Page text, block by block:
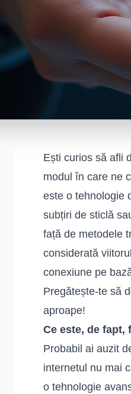
Ești curios să afli
modul în care ne
este o tehnologie
subțiri de sticlă
față de metodele
considerată
conexiune pe
Pregătește-te să
aproape!
Ce este, de fapt,
Probabil ai auzit
internetul nu mai
o tehnologie